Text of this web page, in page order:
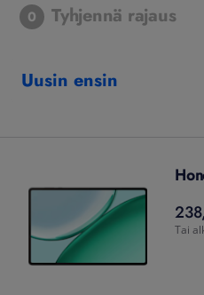
0 Tyhjennä rajaus
Uusin ensin
Tai